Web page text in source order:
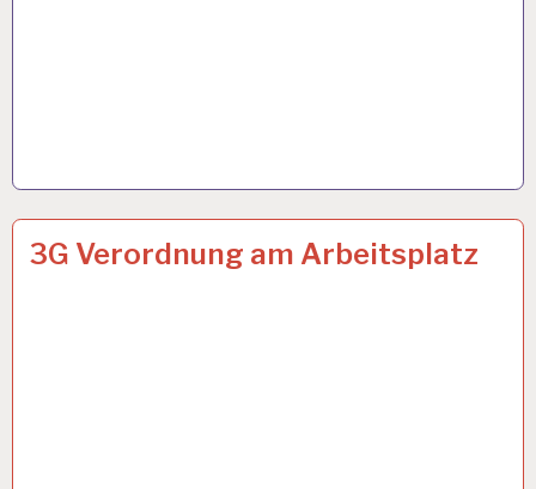
ARBEIT
UND
3G Verordnung am Arbeitsplatz
26 OKT. 2021